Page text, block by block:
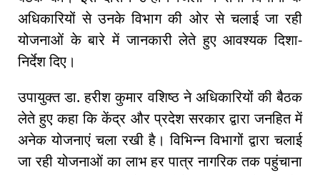
अधिकारियों से उनके विभाग की ओर से चलाई जा रही
योजनाओं के बारे में जानकारी लेते हुए आवश्यक दिशा-
निर्देश दिए।
उपायुक्त डा. हरीश कुमार वशिष्ठ ने अधिकारियों की बैठक
लेते हुए कहा कि केंद्र और प्रदेश सरकार द्वारा जनहित में
अनेक योजनाएं चला रखी है। विभिन्न विभागों द्वारा चलाई
जा रही योजनाओं का लाभ हर पात्र नागरिक तक पहुंचाना